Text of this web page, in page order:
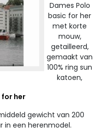
for her
Dames Polo
basic for her
met korte
mouw,
getailleerd,
gemaakt van
100% ring sun
katoen,
gewicht van 200
in een herenmodel.